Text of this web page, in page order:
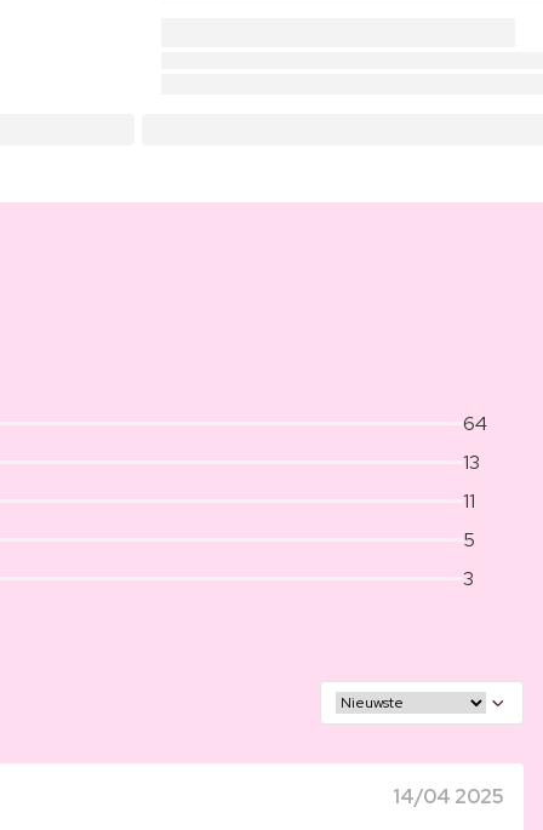
64
13
11
5
3
14/04 2025